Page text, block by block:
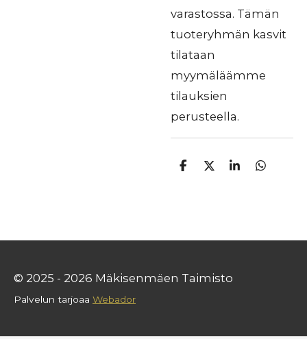
varastossa. Tämän
tuoteryhmän kasvit
tilataan
myymäläämme
tilauksien
perusteella.
J
J
J
J
© 2025 - 2026 Mäkisenmäen Taimisto
Palvelun tarjoaa Webador